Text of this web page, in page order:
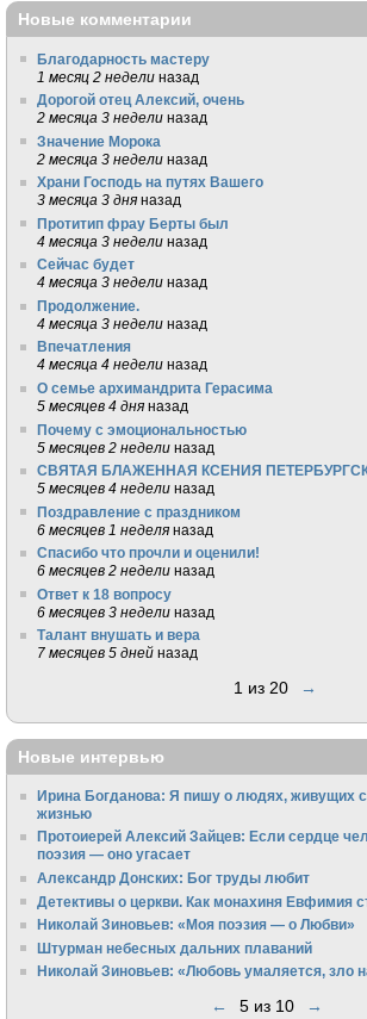
Новые комментарии
Благодарность мастеру
1 месяц 2 недели назад
Дорогой отец Алексий, очень
2 месяца 3 недели назад
Значение Морока
2 месяца 3 недели назад
Храни Господь на путях Вашего
3 месяца 3 дня назад
Протитип фрау Берты был
4 месяца 3 недели назад
Сейчас будет
4 месяца 3 недели назад
Продолжение.
4 месяца 3 недели назад
Впечатления
4 месяца 4 недели назад
О семье архимандрита Герасима
5 месяцев 4 дня назад
Почему с эмоциональностью
5 месяцев 2 недели назад
СВЯТАЯ БЛАЖЕННАЯ КСЕНИЯ
5 месяцев 4 недели назад
Поздравление с праздником
6 месяцев 1 неделя назад
Спасибо что прочли и оценили!
6 месяцев 2 недели назад
Ответ к 18 вопросу
6 месяцев 3 недели назад
Талант внушать и вера
7 месяцев 5 дней назад
1 из 20 →
Новые интервью
Ирина Богданова: Я пишу о людях, живущих
жизнью
Протоиерей Алексий Зайцев: Если сердце
поэзия — оно угасает
Александр Донских: Бог труды любит
Детективы о церкви. Как монахиня Евфимия
Николай Зиновьев: «Моя поэзия — о Любви»
Штурман небесных дальних плаваний
Николай Зиновьев: «Любовь умаляется, зло
← 5 из 10 →